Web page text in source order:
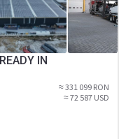
IN
≈ 331 099 RON
≈ 72 587 USD